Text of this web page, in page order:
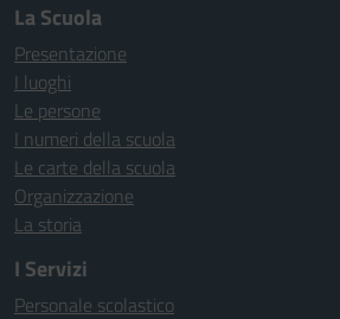
La Scuola
Presentazione
I luoghi
Le persone
I numeri della scuola
Le carte della scuola
Organizzazione
La storia
I Servizi
Personale scolastico